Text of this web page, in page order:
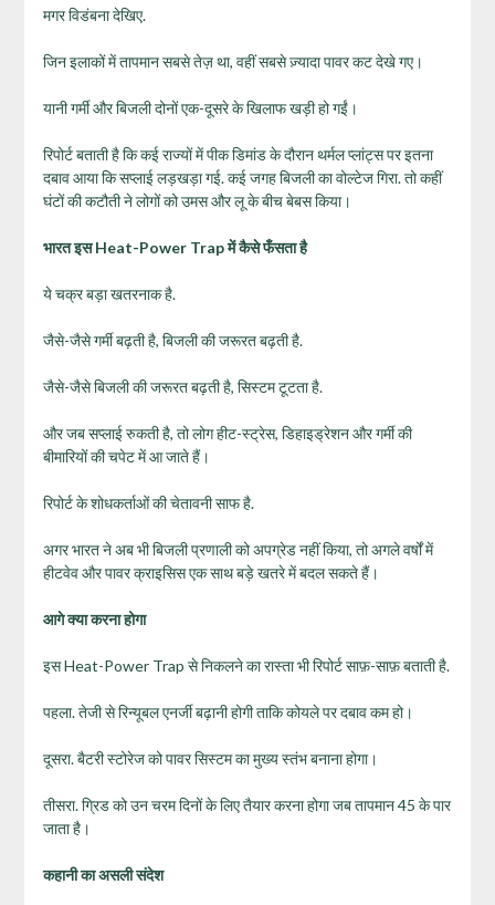
मगर विडंबना देखिए.
जिन इलाकों में तापमान सबसे तेज़ था, वहीं सबसे ज़्यादा पावर कट देखे गए।
यानी गर्मी और बिजली दोनों एक-दूसरे के खिलाफ खड़ी हो गईं।
रिपोर्ट बताती है कि कई राज्यों में पीक डिमांड के दौरान थर्मल प्लांट्स पर इतना
दबाव आया कि सप्लाई लड़खड़ा गई. कई जगह बिजली का वोल्टेज गिरा. तो कहीं
घंटों की कटौती ने लोगों को उमस और लू के बीच बेबस किया।
भारत इस Heat-Power Trap में कैसे फँसता है
ये चक्र बड़ा खतरनाक है.
जैसे-जैसे गर्मी बढ़ती है, बिजली की जरूरत बढ़ती है.
जैसे-जैसे बिजली की जरूरत बढ़ती है, सिस्टम टूटता है.
और जब सप्लाई रुकती है, तो लोग हीट-स्ट्रेस, डिहाइड्रेशन और गर्मी की
बीमारियों की चपेट में आ जाते हैं।
रिपोर्ट के शोधकर्ताओं की चेतावनी साफ है.
अगर भारत ने अब भी बिजली प्रणाली को अपग्रेड नहीं किया, तो अगले वर्षों में
हीटवेव और पावर क्राइसिस एक साथ बड़े खतरे में बदल सकते हैं।
आगे क्या करना होगा
इस Heat-Power Trap से निकलने का रास्ता भी रिपोर्ट साफ़-साफ़ बताती है.
पहला. तेजी से रिन्यूबल एनर्जी बढ़ानी होगी ताकि कोयले पर दबाव कम हो।
दूसरा. बैटरी स्टोरेज को पावर सिस्टम का मुख्य स्तंभ बनाना होगा।
तीसरा. ग्रिड को उन चरम दिनों के लिए तैयार करना होगा जब तापमान 45 के पार
जाता है।
कहानी का असली संदेश